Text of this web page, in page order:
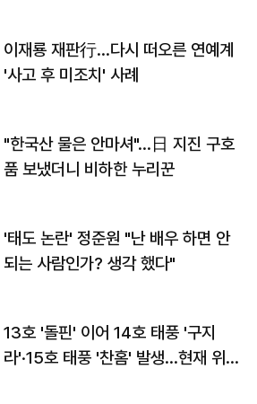
이재룡 재판行…다시 떠오른 연예계
'사고 후 미조치' 사례
"한국산 물은 안마셔"…日 지진 구호
품 보냈더니 비하한 누리꾼
'태도 논란' 정준원 "난 배우 하면 안
되는 사람인가? 생각 했다"
13호 '돌핀' 이어 14호 태풍 '구지
라'·15호 태풍 '찬홈' 발생…현재 위